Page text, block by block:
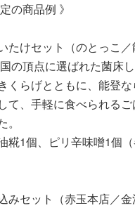
の商品例 》
たけセット（のとっこ／
の頂点に選ばれた菌床
くらげとともに、能登
て、手軽に食べられる
糀1個、ピリ辛味噌1個（
みセット（赤玉本店／金